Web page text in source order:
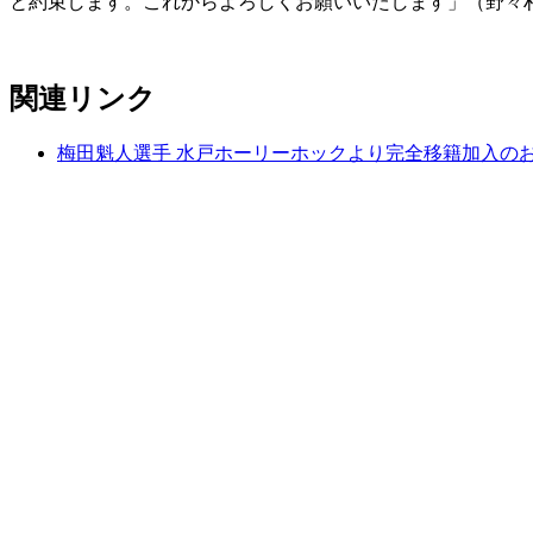
関連リンク
梅田魁人選手 水戸ホーリーホックより完全移籍加入の